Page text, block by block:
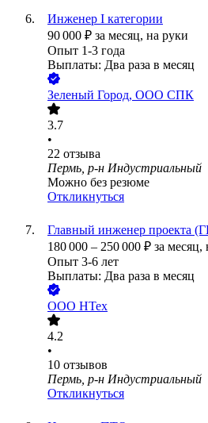
Инженер I категории
90 000 ₽ за месяц, на руки
Опыт 1-3 года
Выплаты: Два раза в месяц
Зеленый Город, ООО СПК
3.7
•
22 отзыва
Пермь, р-н Индустриальный
Можно без резюме
Откликнуться
Главный инженер проекта
180 000 – 250 000 ₽ за месяц,
Опыт 3-6 лет
Выплаты: Два раза в месяц
ООО НТех
4.2
•
10 отзывов
Пермь, р-н Индустриальный
Откликнуться